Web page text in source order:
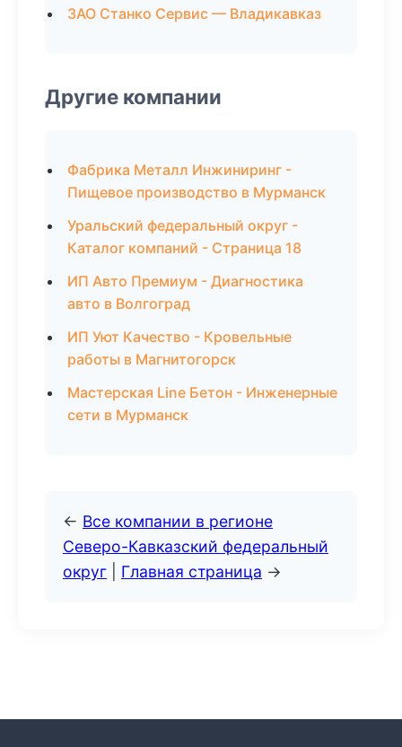
ЗАО Станко Сервис — Владикавказ
Другие компании
Фабрика Металл Инжиниринг -
Пищевое производство в Мурманск
Уральский федеральный округ -
Каталог компаний - Страница 18
ИП Авто Премиум - Диагностика
авто в Волгоград
ИП Уют Качество - Кровельные
работы в Магнитогорск
Мастерская Line Бетон - Инженерные
сети в Мурманск
← Все компании в регионе
Северо-Кавказский федеральный
округ
Главная страница →